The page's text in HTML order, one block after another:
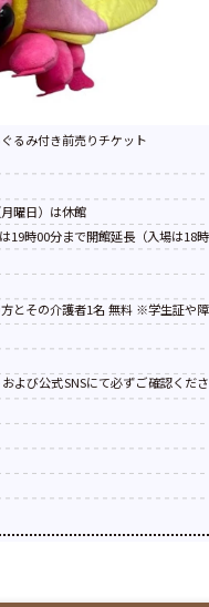
るみ付き前売りチケット
曜日）は休館
19時00分まで開館延長（入場は18時
とその介護者1名 無料 ※学生証や障
よび公式SNSにて必ずご確認くださ